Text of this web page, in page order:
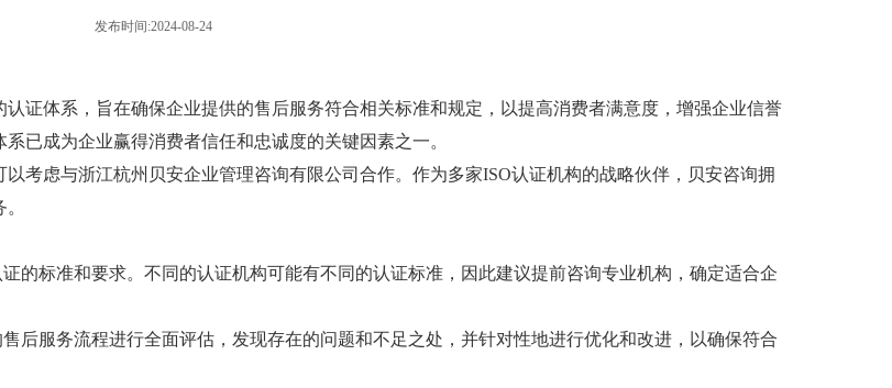
发布时间:2024-08-24
证体系，旨在确保企业提供的售后服务符合相关标准和规定，以提高消费者满意度，增强企业信誉
已成为企业赢得消费者信任和忠诚度的关键因素之一。
考虑与浙江杭州贝安企业管理咨询有限公司合作。作为多家ISO认证机构的战略伙伴，贝安咨询拥
的标准和要求。不同的认证机构可能有不同的认证标准，因此建议提前咨询专业机构，确定适合企
后服务流程进行全面评估，发现存在的问题和不足之处，并针对性地进行优化和改进，以确保符合